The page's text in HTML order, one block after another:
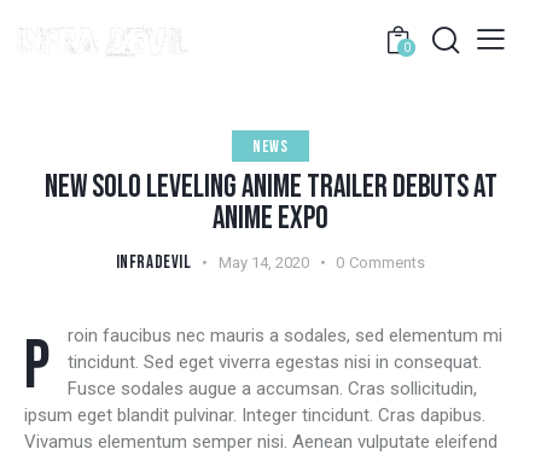
0
NEWS
NEW SOLO LEVELING ANIME TRAILER DEBUTS AT
ANIME EXPO
INFRADEVIL May 14, 2020 0 Comments
Proin faucibus nec mauris a sodales, sed elementum mi
tincidunt. Sed eget viverra egestas nisi in consequat.
Fusce sodales augue a accumsan. Cras sollicitudin,
ipsum eget blandit pulvinar. Integer tincidunt. Cras dapibus.
Vivamus elementum semper nisi. Aenean vulputate eleifend